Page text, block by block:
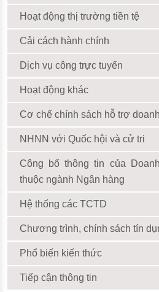
Hoạt động thị trường tiền tệ
Cải cách hành chính
Dịch vụ công trực tuyến
Hoạt động khác
Cơ chế chính sách hỗ trợ
NHNN với Quốc hội và cử tri
Công bố thông tin của
thuộc ngành Ngân hàng
Hệ thống các TCTD
Chương trình, chính sách tín
Phổ biến kiến thức
Tiếp cận thông tin